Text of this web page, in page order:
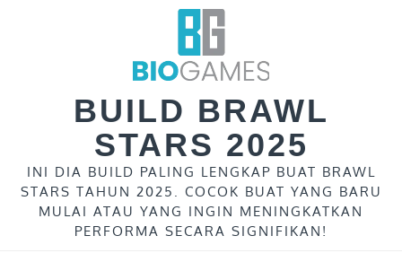
BUILD BRAWL
STARS 2025
INI DIA BUILD PALING LENGKAP BUAT BRAWL
STARS TAHUN 2025. COCOK BUAT YANG BARU
MULAI ATAU YANG INGIN MENINGKATKAN
PERFORMA SECARA SIGNIFIKAN!